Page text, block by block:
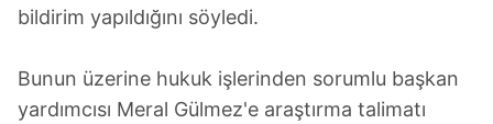
bildirim yapıldığını söyledi.
Bunun üzerine hukuk işlerinden sorumlu başkan
yardımcısı Meral Gülmez'e araştırma talimatı